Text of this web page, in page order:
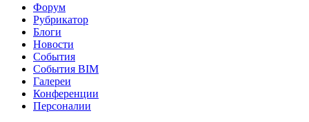
Форум
Рубрикатор
Блоги
Новости
События
События BIM
Галереи
Конференции
Персоналии